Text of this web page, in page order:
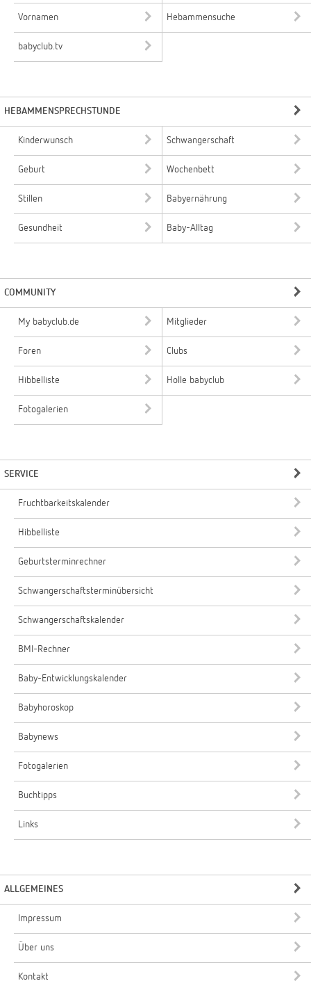
Vornamen Hebammensuche
babyclub.tv
HEBAMMENSPRECHSTUNDE
Kinderwunsch Schwangerschaft
Geburt Wochenbett
Stillen Babyernährung
Gesundheit Baby-Alltag
COMMUNITY
My babyclub.de Mitglieder
Foren Clubs
Hibbelliste Holle babyclub
Fotogalerien
SERVICE
Fruchtbarkeitskalender
Hibbelliste
Geburtsterminrechner
Schwangerschaftsterminübersicht
Schwangerschaftskalender
BMI-Rechner
Baby-Entwicklungskalender
Babyhoroskop
Babynews
Fotogalerien
Buchtipps
Links
ALLGEMEINES
Impressum
Über uns
Kontakt